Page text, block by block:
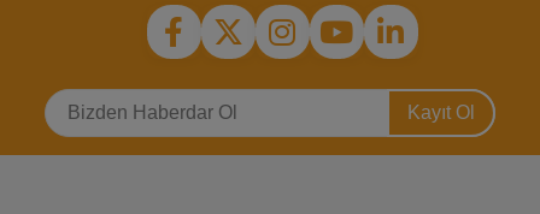
Kayıt Ol